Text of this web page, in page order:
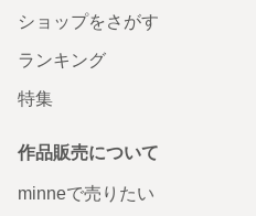
ショップをさがす
ランキング
特集
作品販売について
minneで売りたい